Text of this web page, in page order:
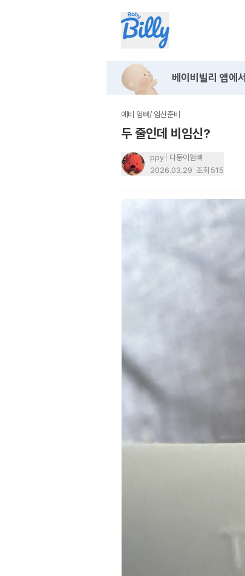
베이비빌리 앱에서
예비 엄빠/ 임신준비
두 줄인데 비임신?
ppy
다둥이엄빠
2026.03.29 조회 515